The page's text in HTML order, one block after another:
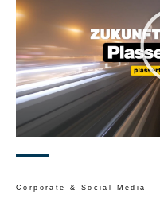
Corporate & Social-Media